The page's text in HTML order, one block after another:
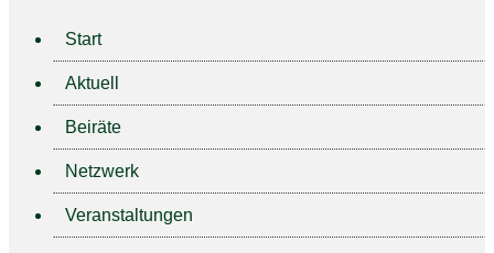
Start
Aktuell
Beiräte
Netzwerk
Veranstaltungen